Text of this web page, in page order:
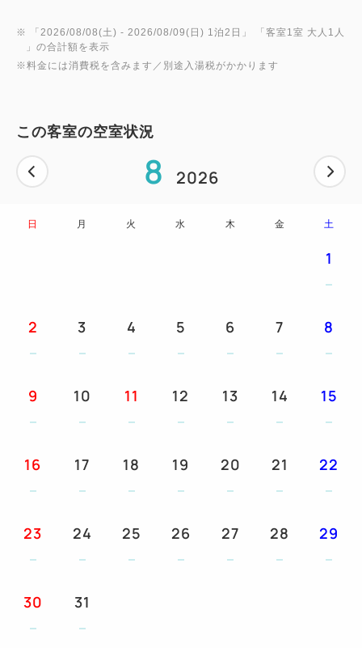
※ 「 2026/08/08(土) - 2026/08/09(日) 1泊2日 」 「客室1室 大人1人
」の合計額を表示
※料金には消費税を含みます／別途入湯税がかかります
この客室の空室状況
8 2026
日 月 火 水 木 金 土
1
2 3 4 5 6 7 8
9 10 11 12 13 14 15
16 17 18 19 20 21 22
23 24 25 26 27 28 29
30 31